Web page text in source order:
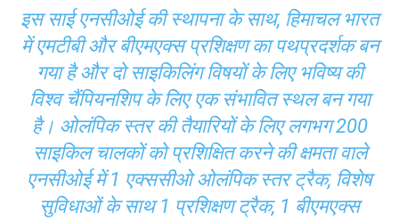
इस साई एनसीओई की स्थापना के साथ, हिमाचल भारत
में एमटीबी और बीएमएक्स प्रशिक्षण का पथप्रदर्शक बन
गया है और दो साइकिलिंग विषयों के लिए भविष्य की
विश्व चैंपियनशिप के लिए एक संभावित स्थल बन गया
है। ओलंपिक स्तर की तैयारियों के लिए लगभग 200
साइकिल चालकों को प्रशिक्षित करने की क्षमता वाले
एनसीओई में 1 एक्ससीओ ओलंपिक स्तर ट्रैक, विशेष
सुविधाओं के साथ 1 प्रशिक्षण ट्रैक, 1 बीएमएक्स